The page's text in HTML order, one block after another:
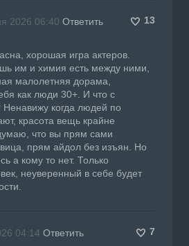
2026 06:40 Ответить
13
хорошая игра актеров.
им и химия есть между ними,
малолетняя дорама,
как люди 30+. И что с
когда людей по
красота вещь крайне
что вы прям сами
прям айдол без изъян. Но
а кому то нет. Только
неуверенный в себе будет
04:14 Ответить
7